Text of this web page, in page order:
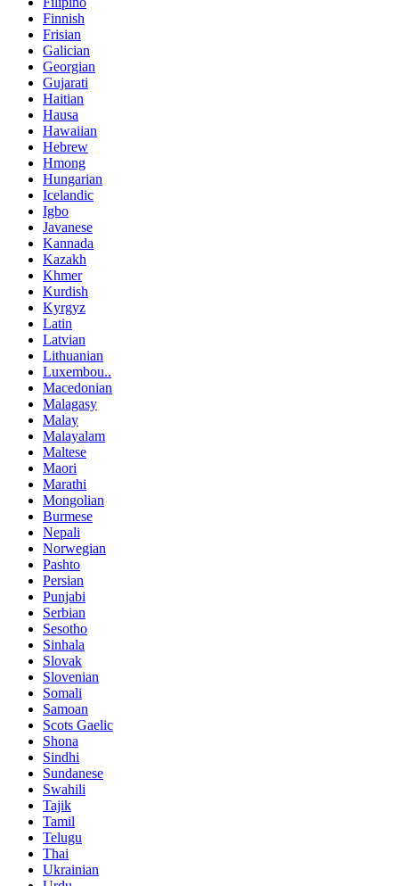
Finnish
Frisian
Galician
Georgian
Gujarati
Haitian
Hausa
Hawaiian
Hebrew
Hmong
Hungarian
Icelandic
Igbo
Javanese
Kannada
Kazakh
Khmer
Kurdish
Kyrgyz
Latin
Latvian
Lithuanian
Luxembou..
Macedonian
Malagasy
Malay
Malayalam
Maltese
Maori
Marathi
Mongolian
Burmese
Nepali
Norwegian
Pashto
Persian
Punjabi
Serbian
Sesotho
Sinhala
Slovak
Slovenian
Somali
Samoan
Scots Gaelic
Shona
Sindhi
Sundanese
Swahili
Tajik
Tamil
Telugu
Thai
Ukrainian